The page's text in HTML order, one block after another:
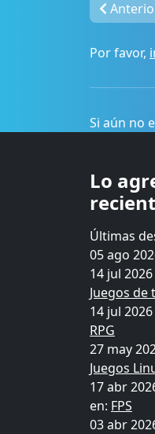
Por favor,
Si aún no
Lo
Últimas
05 ago
14 jul 2026
Juegos
14 jul 2026
RPG
27 may
Juegos
17 abr
en: FPS
03 abr